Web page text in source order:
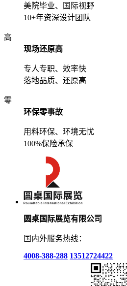
美院毕业、国际视野
10+年资深设计团队
高
现场还原高
专人专职、效率快
落地品质、还原高
零
环保零事故
用料环保、环境无忧
100%保险承保
圆桌国际展览有限公司
国内外服务热线：
4008-388-288 13512724422